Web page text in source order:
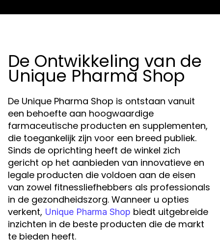
De Ontwikkeling van de
Unique Pharma Shop
De Unique Pharma Shop is ontstaan vanuit
een behoefte aan hoogwaardige
farmaceutische producten en supplementen,
die toegankelijk zijn voor een breed publiek.
Sinds de oprichting heeft de winkel zich
gericht op het aanbieden van innovatieve en
legale producten die voldoen aan de eisen
van zowel fitnessliefhebbers als professionals
in de gezondheidszorg. Wanneer u opties
verkent, Unique Pharma Shop biedt uitgebreide
inzichten in de beste producten die de markt
te bieden heeft.